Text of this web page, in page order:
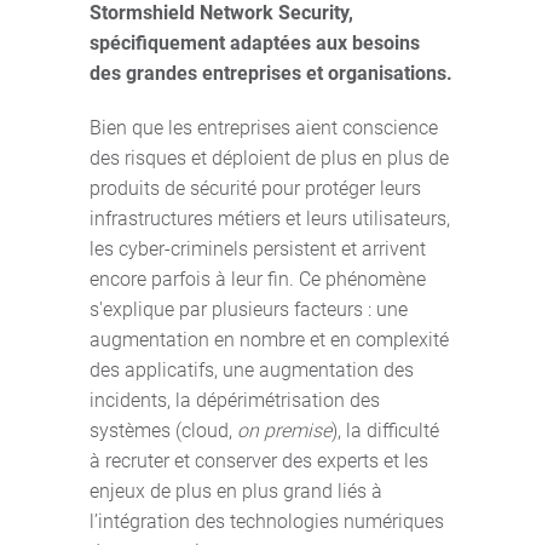
Stormshield Network Security,
spécifiquement adaptées aux besoins
des grandes entreprises et organisations.
Bien que les entreprises aient conscience
des risques et déploient de plus en plus de
produits de sécurité pour protéger leurs
infrastructures métiers et leurs utilisateurs,
les cyber-criminels persistent et arrivent
encore parfois à leur fin. Ce phénomène
s'explique par plusieurs facteurs : une
augmentation en nombre et en complexité
des applicatifs, une augmentation des
incidents, la dépérimétrisation des
systèmes (cloud, on premise), la difficulté
à recruter et conserver des experts et les
enjeux de plus en plus grand liés à
l’intégration des technologies numériques